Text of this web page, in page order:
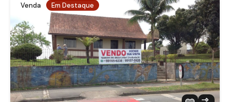
Venda Em Destaque